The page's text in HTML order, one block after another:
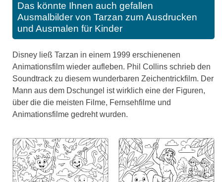
Das könnte Ihnen auch gefallen
Ausmalbilder von Tarzan zum Ausdrucken
und Ausmalen für Kinder
Disney ließ Tarzan in einem 1999 erschienenen
Animationsfilm wieder aufleben. Phil Collins schrieb den
Soundtrack zu diesem wunderbaren Zeichentrickfilm. Der
Mann aus dem Dschungel ist wirklich eine der Figuren,
über die die meisten Filme, Fernsehfilme und
Animationsfilme gedreht wurden.